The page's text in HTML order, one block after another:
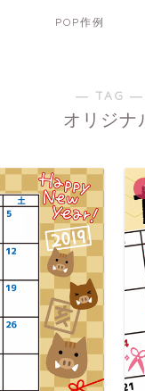
POP作例
― TAG ―
オリジナ